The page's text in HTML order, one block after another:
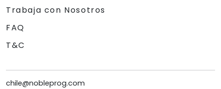
Trabaja con Nosotros
FAQ
T&C
chile@nobleprog.com